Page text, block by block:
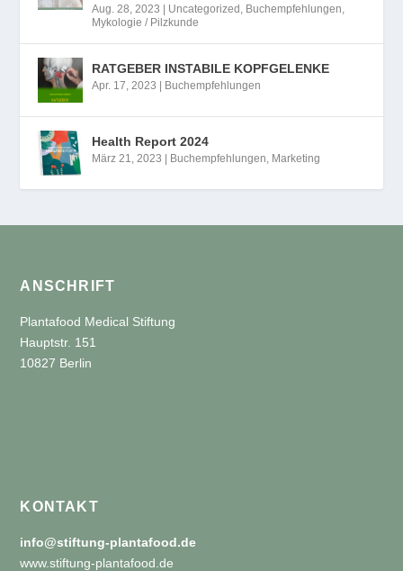
Aug. 28, 2023 | Uncategorized, Buchempfehlungen,
Mykologie / Pilzkunde
RATGEBER INSTABILE KOPFGELENKE
Apr. 17, 2023 | Buchempfehlungen
Health Report 2024
März 21, 2023 | Buchempfehlungen, Marketing
ANSCHRIFT
Plantafood Medical Stiftung
Hauptstr. 151
10827 Berlin
KONTAKT
info@stiftung-plantafood.de
www.stiftung-plantafood.de